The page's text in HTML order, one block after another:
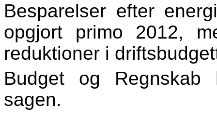
Besparelser efter
opgjort primo 2012,
reduktioner i
Budget og
sagen.